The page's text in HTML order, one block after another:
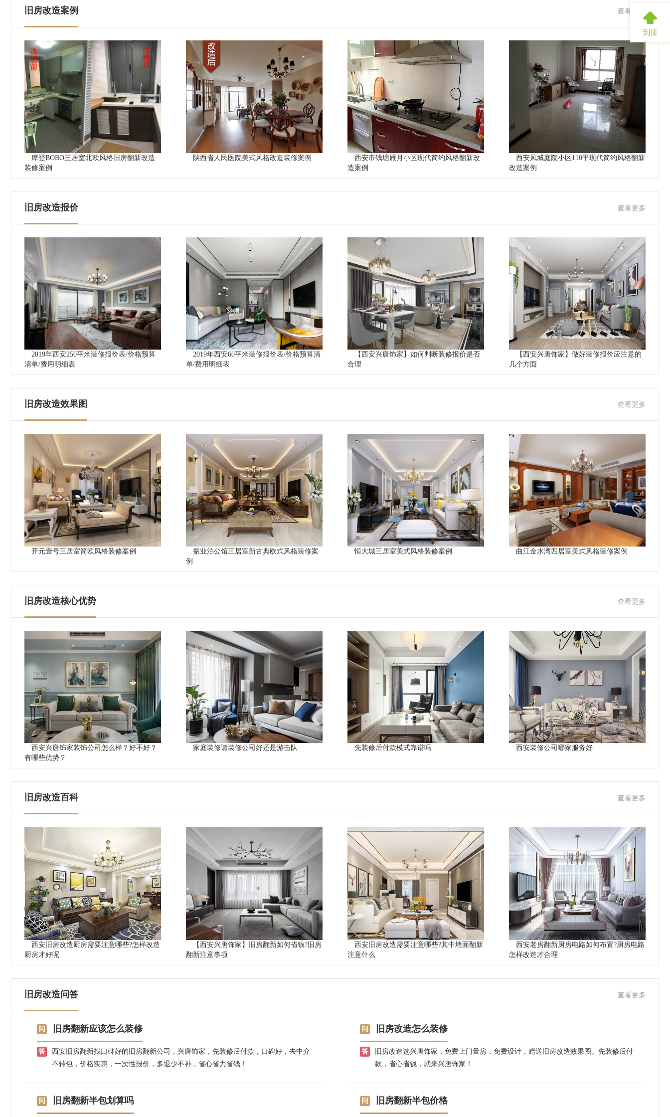
旧房改造案例 查看更多
摩登BOBO三居室北欧风格旧房翻新改造
装修案例
陕西省人民医院美式风格改造装修案例
西安市钱塘雁月小区现代简约风格翻新改
造案例
西安凤城庭院小区110平现代简约风格翻新
改造案例
旧房改造报价 查看更多
2019年西安250平米装修报价表/价格预算
清单/费用明细表
2019年西安60平米装修报价表/价格预算清
单/费用明细表
【西安兴唐饰家】如何判断装修报价是否
合理
【西安兴唐饰家】做好装修报价应注意的
几个方面
旧房改造效果图 查看更多
开元壹号三居室简欧风格装修案例
振业泊公馆三居室新古典欧式风格装修案
例
恒大城三居室美式风格装修案例 曲江金水湾四居室美式风格装修案例
旧房改造核心优势 查看更多
西安兴唐饰家装饰公司怎么样？好不好？
有哪些优势？
家庭装修请装修公司好还是游击队 先装修后付款模式靠谱吗 西安装修公司哪家服务好
旧房改造百科 查看更多
西安旧房改造厨房需要注意哪些?怎样改造
厨房才好呢
【西安兴唐饰家】旧房翻新如何省钱?旧房
翻新注意事项
西安旧房改造需要注意哪些?其中墙面翻新
注意什么
西安老房翻新厨房电路如何布置?厨房电路
怎样改造才合理
旧房改造问答 查看更多
旧房翻新应该怎么装修
西安旧房翻新找口碑好的旧房翻新公司，兴唐饰家，先装修后付款，口碑好，去中介
不转包，价格实惠，一次性报价，多退少不补，省心省力省钱！
旧房改造怎么装修
旧房改造选兴唐饰家，免费上门量房，免费设计，赠送旧房改造效果图。先装修后付
款，省心省钱，就来兴唐饰家！
旧房翻新半包划算吗 旧房翻新半包价格
到顶